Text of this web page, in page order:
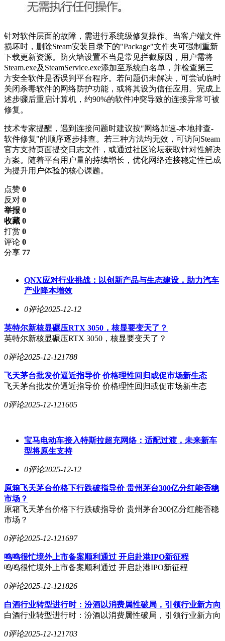
针对软件层面的故障，需进行系统级修复操作。当客户端文件
损坏时，删除Steam安装目录下的"Package"文件夹可强制重新
下载更新资源。防火墙设置不当是常见拦截原因，用户需将
Steam.exe及SteamService.exe添加至系统白名单，并检查第三
方安全软件是否误判平台程序。若问题仍未解决，可尝试临时
关闭杀毒软件的网络防护功能，或将其设为信任应用。完成上
述步骤后重启计算机，约90%的软件冲突导致的连接异常可被
修复。
技术专家提醒，遇到连接问题时建议按"网络加速-本地排查-
软件修复"的顺序逐步排查。若三种方法均无效，可访问Steam
官方支持页面提交日志文件，或通过社区论坛获取针对性解决
方案。随着平台用户量的持续增长，优化网络连接稳定性已成
为提升用户体验的核心课题。
点赞 0
反对 0
举报 0
收藏 0
打赏 0
评论 0
分享 77
QNX应对行业挑战：以创新产品与生态建设，助力汽车
产业降本增效
0评论2025-12-12
英特尔新核显碾压RTX 3050，核显要变天了？
英特尔新核显碾压RTX 3050，核显要变天了？
0评论2025-12-121788
飞天茅台批发价逼近指导价 价格理性回归或促市场新生态
飞天茅台批发价逼近指导价 价格理性回归或促市场新生态
0评论2025-12-121605
宝马电动车接入特斯拉超充网络：适配过渡，未来新车
型将原生支持
0评论2025-12-12
原箱飞天茅台价格下行跌破指导价 贵州茅台300亿分红能否稳
市场？
原箱飞天茅台价格下行跌破指导价 贵州茅台300亿分红能否稳
市场？
0评论2025-12-121697
鸣鸣很忙境外上市备案顺利通过 开启赴港IPO新征程
鸣鸣很忙境外上市备案顺利通过 开启赴港IPO新征程
0评论2025-12-121826
白酒行业转型进行时：汾酒以消费属性破局，引领行业新方向
白酒行业转型进行时：汾酒以消费属性破局，引领行业新方向
0评论2025-12-121703